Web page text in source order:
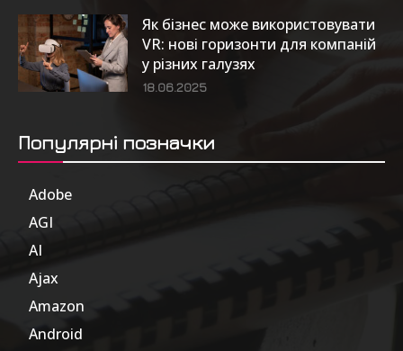
Як бізнес може використовувати
VR: нові горизонти для компаній
у різних галузях
18.06.2025
Популярні позначки
Adobe
AGI
AI
Ajax
Amazon
Android